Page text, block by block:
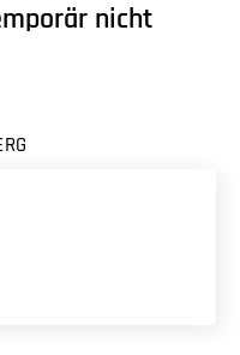
nicht